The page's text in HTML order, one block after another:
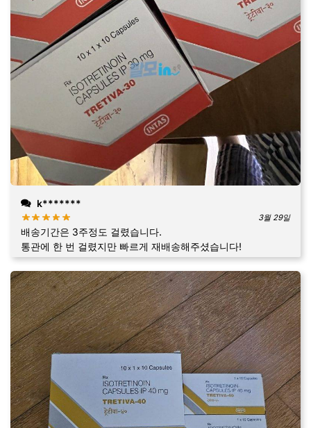
k*******
3월 29일
배송기간은 3주정도 걸렸습니다.
통관에 한 번 걸렸지만 빠르게 재배송해주셨습니다!